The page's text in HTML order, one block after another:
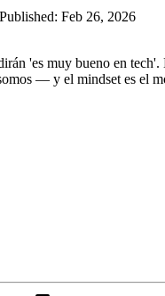
Published: Feb 26, 2026
'es muy bueno en
— y el mindset es el